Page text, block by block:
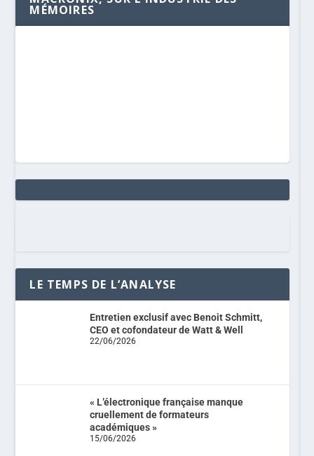
MÉMOIRES
LE TEMPS DE L’ANALYSE
Entretien exclusif avec Benoit Schmitt,
CEO et cofondateur de Watt & Well
22/06/2026
« L’électronique française manque
cruellement de formateurs
académiques »
15/06/2026